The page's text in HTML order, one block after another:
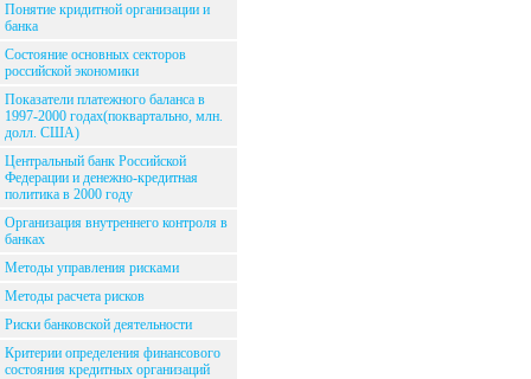
Понятие кридитной организации и
банка
Состояние основных секторов
российской экономики
Показатели платежного баланса в
1997-2000 годах(поквартально, млн.
долл. США)
Центральный банк Российской
Федерации и денежно-кредитная
политика в 2000 году
Организация внутреннего контроля в
банках
Методы управления рисками
Методы расчета рисков
Риски банковской деятельности
Критерии определения финансового
состояния кредитных организаций